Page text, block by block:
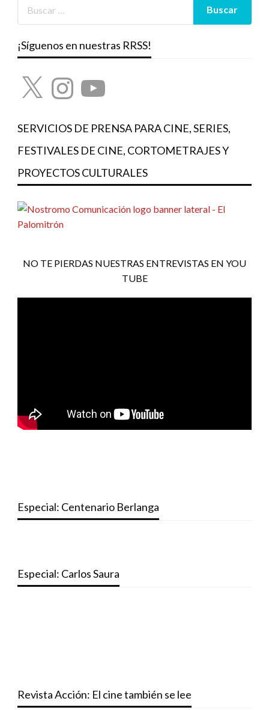
¡Síguenos en nuestras RRSS!
X InstagramYouTube
SERVICIOS DE PRENSA PARA CINE, SERIES,
FESTIVALES DE CINE, CORTOMETRAJES Y
PROYECTOS CULTURALES
NO TE PIERDAS NUESTRAS ENTREVISTAS EN YOU
TUBE
Especial: Centenario Berlanga
Especial: Carlos Saura
Revista Acción: El cine también se lee